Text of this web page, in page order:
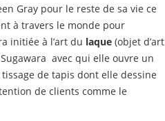
Gray pour le reste de sa vie ce
à travers le monde pour
initiée à l’art du laque (objet d’art
avec qui elle ouvre un
de tapis dont elle dessine
de clients comme le